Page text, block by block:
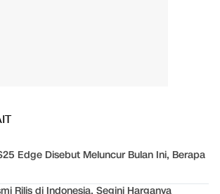
Edge Disebut Meluncur Bulan Ini, Berapa
Rilis di Indonesia, Segini Harganya